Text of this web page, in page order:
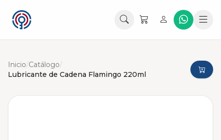
Inicio/Catálogo/
Lubricante de Cadena Flamingo 220ml